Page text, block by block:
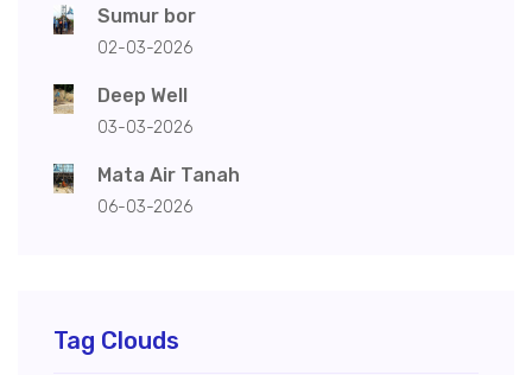
Sumur bor
02-03-2026
Deep Well
03-03-2026
Mata Air Tanah
06-03-2026
Tag Clouds